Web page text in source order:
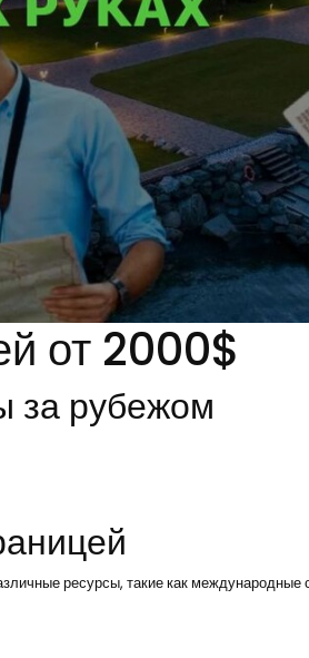
от 2000$
за рубежом
ресурсы, такие как международные